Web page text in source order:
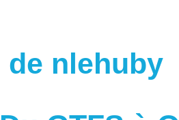
de nlehuby